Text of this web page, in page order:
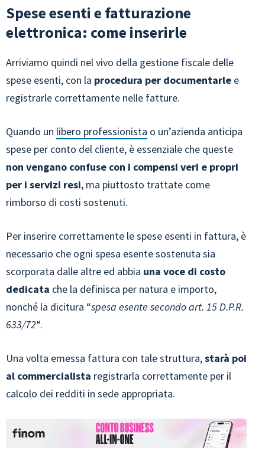
Spese esenti e fatturazione
elettronica: come inserirle
Arriviamo quindi nel vivo della gestione fiscale delle
spese esenti, con la procedura per documentarle e
registrarle correttamente nelle fatture.
Quando un libero professionista o un’azienda anticipa
spese per conto del cliente, è essenziale che queste
non vengano confuse con i compensi veri e propri
per i servizi resi, ma piuttosto trattate come
rimborso di costi sostenuti.
Per inserire correttamente le spese esenti in fattura, è
necessario che ogni spesa esente sostenuta sia
scorporata dalle altre ed abbia una voce di costo
dedicata che la definisca per natura e importo,
nonché la dicitura “spesa esente secondo art. 15 D.P.R.
633/72“.
Una volta emessa fattura con tale struttura,starà poi
al commercialista registrarla correttamente per il
calcolo dei redditi in sede appropriata.